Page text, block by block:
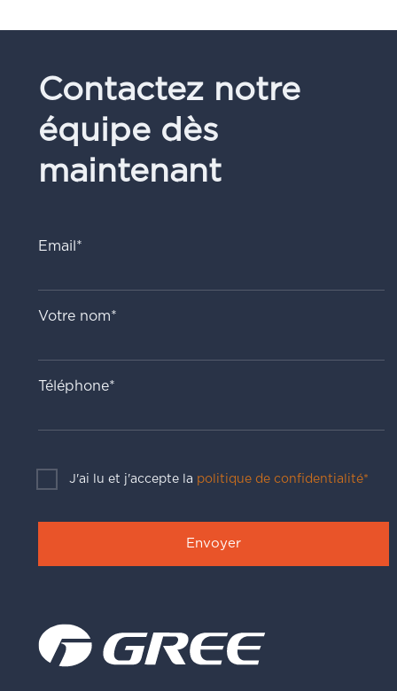
Contactez notre
équipe dès
maintenant
Email*
Votre nom*
Téléphone*
J'ai lu et j'accepte la politique de confidentialité*